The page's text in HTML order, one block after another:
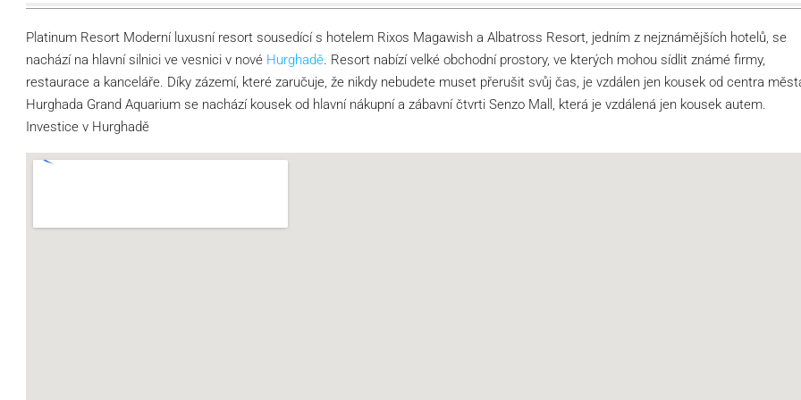
Platinum Resort Moderní luxusní resort sousedící s hotelem Rixos Magawish a Albatross Resort, jedním z nejznámějších hotelů, se
nachází na hlavní silnici ve vesnici v nové Hurghadě. Resort nabízí velké obchodní prostory, ve kterých mohou sídlit známé firmy,
restaurace a kanceláře. Díky zázemí, které zaručuje, že nikdy nebudete muset přerušit svůj čas, je vzdálen jen kousek od centra
Hurghada Grand Aquarium se nachází kousek od hlavní nákupní a zábavní čtvrti Senzo Mall, která je vzdálená jen kousek autem.
Investice v Hurghadě